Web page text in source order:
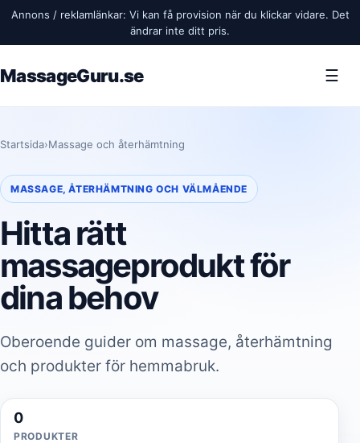
Annons / reklamlänkar: Vi kan få provision när du klickar vidare. Det
ändrar inte ditt pris.
MassageGuru.se ☰
Startsida›Massage och återhämtning
MASSAGE, ÅTERHÄMTNING OCH VÄLMÅENDE
Hitta rätt
massageprodukt för
dina behov
Oberoende guider om massage, återhämtning
och produkter för hemmabruk.
0
PRODUKTER